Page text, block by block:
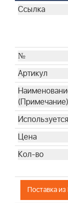
Поставка